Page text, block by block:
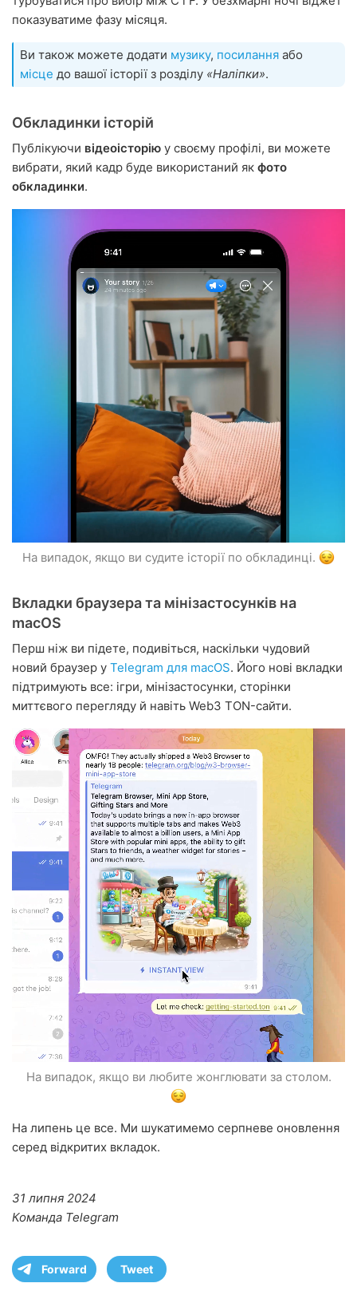
показуватиме фазу місяця.
Ви також можете додати музику, посилання або
місце до вашої історії з розділу «Наліпки».
Обкладинки історій
Публікуючи відеоісторію у своєму профілі, ви можете
вибрати, який кадр буде використаний як фото
обкладинки.
На випадок, якщо ви судите історії по обкладинці.
Вкладки браузера та мінізастосунків на
macOS
Перш ніж ви підете, подивіться, наскільки чудовий
новий браузер у Telegram для macOS. Його нові вкладки
підтримують все: ігри, мінізастосунки, сторінки
миттєвого перегляду й навіть Web3 TON-сайти.
На випадок, якщо ви любите жонглювати за столом.
На липень це все. Ми шукатимемо серпневе оновлення
серед відкритих вкладок.
31 липня 2024
Команда Telegram
Forward Tweet